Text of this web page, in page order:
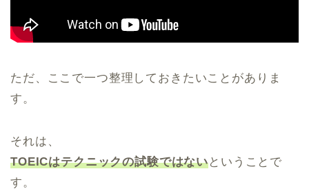
ただ、ここで一つ整理しておきたいことがありま
す。
それは、
TOEICはテクニックの試験ではないということで
す。